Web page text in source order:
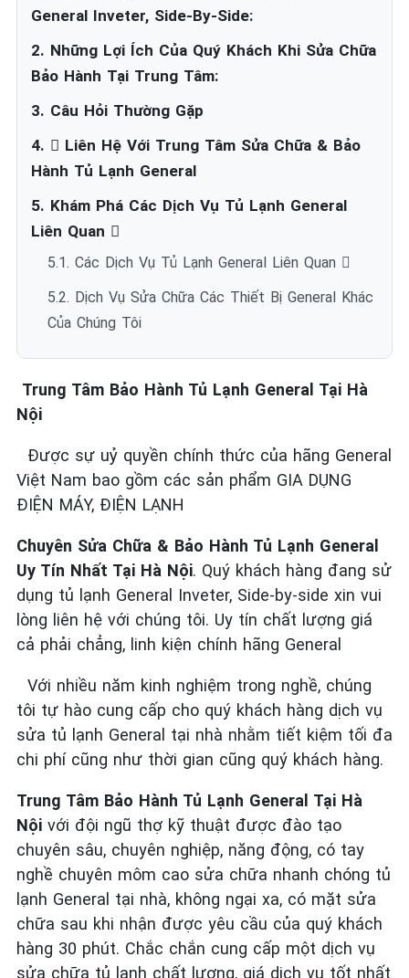
General Inveter, Side-By-Side:
2. Những Lợi Ích Của Quý Khách Khi Sửa Chữa
Bảo Hành Tại Trung Tâm:
3. Câu Hỏi Thường Gặp
4.  Liên Hệ Với Trung Tâm Sửa Chữa & Bảo
Hành Tủ Lạnh General
5. Khám Phá Các Dịch Vụ Tủ Lạnh General
Liên Quan ️
5.1. Các Dịch Vụ Tủ Lạnh General Liên Quan ️
5.2. Dịch Vụ Sửa Chữa Các Thiết Bị General Khác
Của Chúng Tôi
Trung Tâm Bảo Hành Tủ Lạnh General Tại Hà
Nội
Được sự uỷ quyền chính thức của hãng General
Việt Nam bao gồm các sản phẩm GIA DỤNG
ĐIỆN MÁY, ĐIỆN LẠNH
Chuyên Sửa Chữa & Bảo Hành Tủ Lạnh General
Uy Tín Nhất Tại Hà Nội. Quý khách hàng đang sử
dụng tủ lạnh General Inveter, Side-by-side xin vui
lòng liên hệ với chúng tôi. Uy tín chất lượng giá
cả phải chẳng, linh kiện chính hãng General
Với nhiều năm kinh nghiệm trong nghề, chúng
tôi tự hào cung cấp cho quý khách hàng dịch vụ
sửa tủ lạnh General tại nhà nhằm tiết kiệm tối đa
chi phí cũng như thời gian cũng quý khách hàng.
Trung Tâm Bảo Hành Tủ Lạnh General Tại Hà
Nội với đội ngũ thợ kỹ thuật được đào tạo
chuyên sâu, chuyên nghiệp, năng động, có tay
nghề chuyên môm cao sửa chữa nhanh chóng tủ
lạnh General tại nhà, không ngại xa, có mặt sửa
chữa sau khi nhận được yêu cầu của quý khách
hàng 30 phút. Chắc chắn cung cấp một dịch vụ
sửa chữa tủ lạnh chất lượng, giá dịch vụ tốt nhất